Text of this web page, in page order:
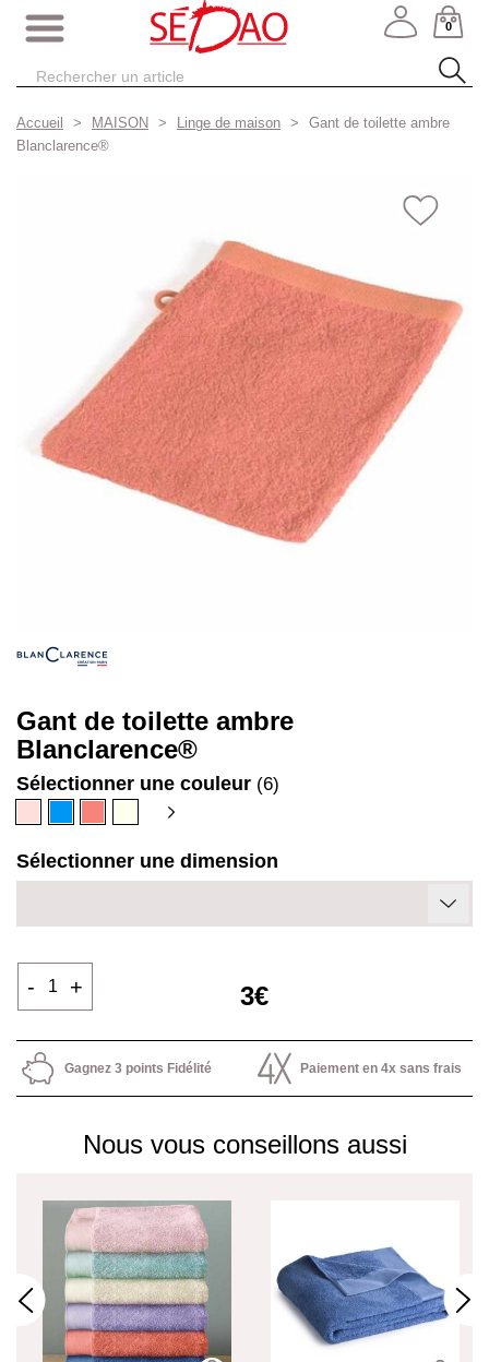
0
Accueil MAISON Linge de maison
Gant de toilette ambre
Blanclarence®
Gant de toilette ambre
Blanclarence®
Sélectionner une couleur (6)
rosé
Sélectionner une dimension
3€
- +
Gagnez 3 points Fidélité Paiement en 4x sans frais
Nous vous conseillons aussi